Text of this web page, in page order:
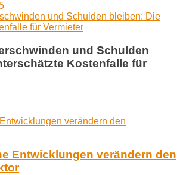
und Schulden
Kostenfalle für
Entwicklungen verändern den